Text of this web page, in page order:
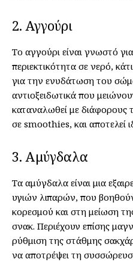
2. Αγγούρι
Το αγγούρι είναι γνωστό
περιεκτικότητα σε νερό,
για την ενυδάτωση του
αντιοξειδωτικά που
καταναλωθεί με διάφορους
σε smoothies, και αποτελεί
3. Αμύγδαλα
Τα αμύγδαλα είναι μια
υγιών λιπαρών, που
κορεσμού και στη μείωση
σνακ. Περιέχουν επίσης
ρύθμιση της στάθμης
να αποτρέψει τη